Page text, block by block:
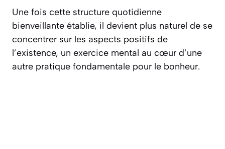
Une fois cette structure quotidienne
bienveillante établie, il devient plus naturel de se
concentrer sur les aspects positifs de
l’existence, un exercice mental au cœur d’une
autre pratique fondamentale pour le bonheur.